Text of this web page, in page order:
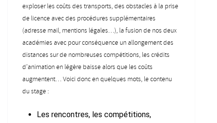
exploser les coûts des transports, des obstacles à la prise
de licence avec des procédures supplémentaires
(adresse mail, mentions légales…), la fusion de nos deux
académies avec pour conséquence un allongement des
distances sur de nombreuses compétitions, les crédits
d’animation en légère baisse alors que les coûts
augmentent… Voici donc en quelques mots, le contenu
du stage :
Les rencontres, les compétitions,